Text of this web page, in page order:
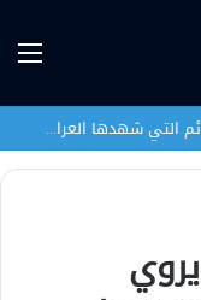
بألم وإجلال.. نستذكر واحدةً من أبشع الجرائم التي شهدها العراق في تاريخه الحديث